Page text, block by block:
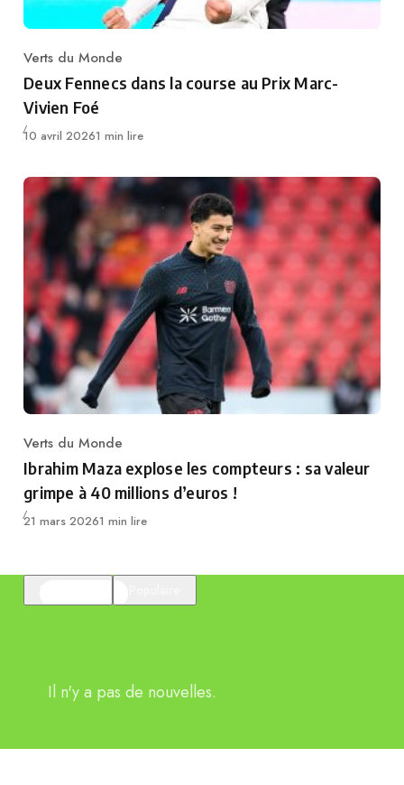
Category
Verts du Monde
Deux Fennecs dans la course au Prix Marc-
Vivien Foé
Publié
10 avril 20261 min lire
Category
Verts du Monde
Ibrahim Maza explose les compteurs : sa valeur
grimpe à 40 millions d’euros !
Publié
21 mars 20261 min lire
Il n'y a pas de nouvelles.